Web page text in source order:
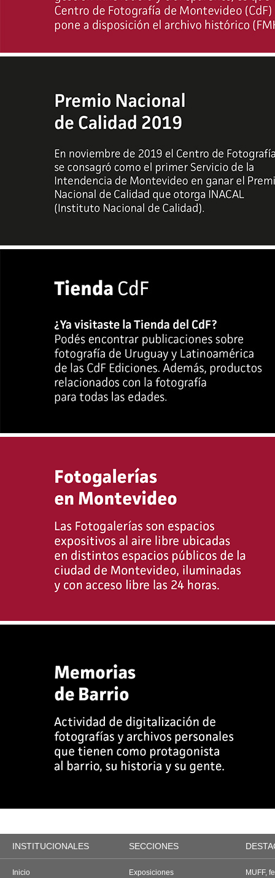
INSTITUCIONALES SECCIONES
Inicio
Exposiciones
MUFF,